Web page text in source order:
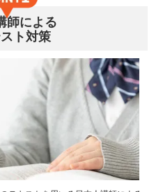
師による
ト対策